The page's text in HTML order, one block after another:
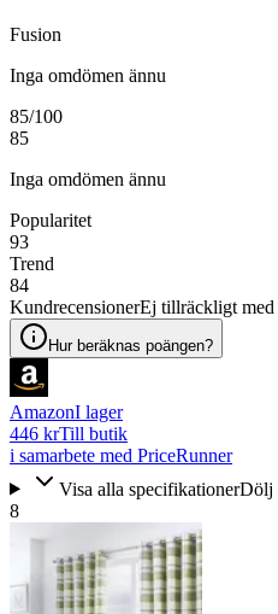
Fusion
Inga omdömen ännu
85/100
85
Inga omdömen ännu
Popularitet
93
Trend
84
KundrecensionerEj tillräckligt med
Hur beräknas poängen?
AmazonI lager
446 krTill butik
i samarbete med PriceRunner
Visa alla specifikationerDölj
8